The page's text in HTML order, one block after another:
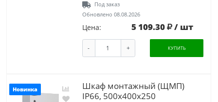
Под заказ
Обновлено 08.08.2026
Цена: 5 109.30 / шт
- + КУПИТЬ
Новинка
Шкаф монтажный (ЩМП)
IP66, 500x400x250